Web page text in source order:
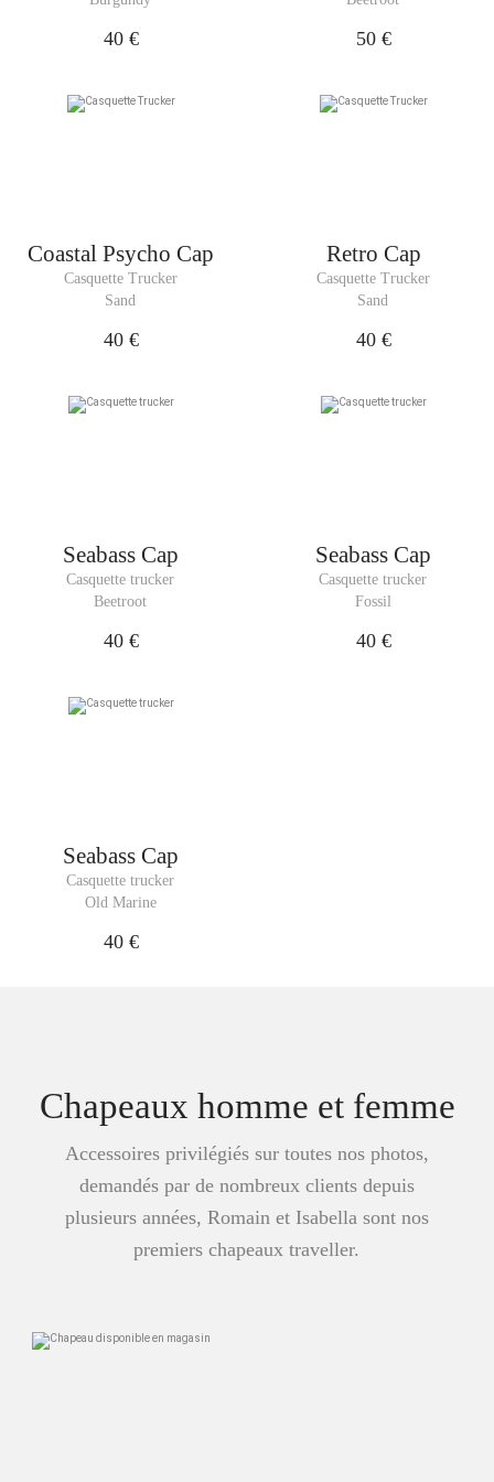
40 € 50 €
Coastal Psycho Cap
Casquette Trucker
Sand
40 €
Retro Cap
Casquette Trucker
Sand
40 €
Seabass Cap
Casquette trucker
Beetroot
40 €
Seabass Cap
Casquette trucker
Fossil
40 €
Seabass Cap
Casquette trucker
Old Marine
40 €
Chapeaux homme et femme
Accessoires privilégiés sur toutes nos photos,
demandés par de nombreux clients depuis
plusieurs années, Romain et Isabella sont nos
premiers chapeaux traveller.